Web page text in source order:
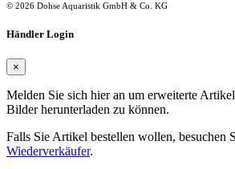
© 2026 Dohse Aquaristik GmbH & Co. KG
Händler Login
×
Melden Sie sich hier an um erweiterte
Bilder herunterladen zu können.
Falls Sie Artikel bestellen wollen, besuchen
Wiederverkäufer.